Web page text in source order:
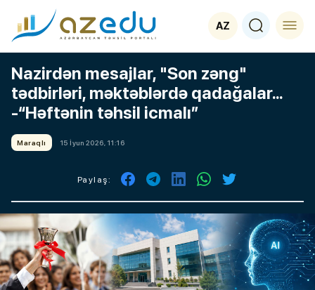
AZ
Nazirdən mesajlar, "Son zəng"
tədbirləri, məktəblərdə qadağalar...
-“Həftənin təhsil icmalı”
Maraqlı 15 İyun 2026, 11:16
Paylaş: